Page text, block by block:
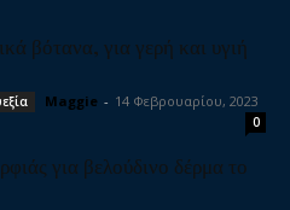
βότανα, για γερή και υγιή
Maggie - 14 Φεβρουαρίου, 2023
0
για βελούδινο δέρμα το